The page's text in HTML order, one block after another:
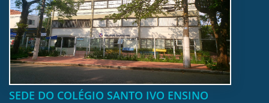
SEDE DO COLÉGIO SANTO IVO ENSINO